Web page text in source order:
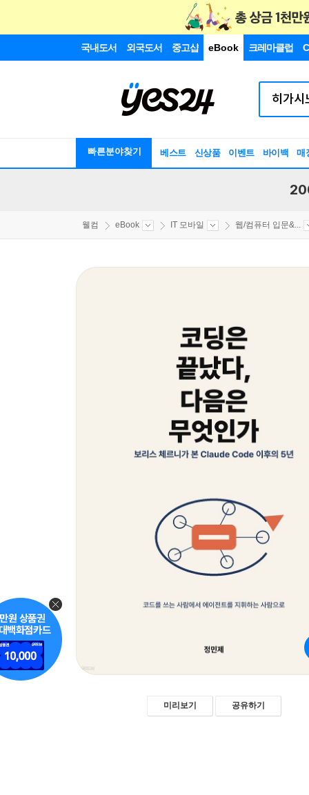
국내도서 외국도서 중고샵 eBook 크레마클럽
빠른분야찾기 베스트 신상품 이벤트 바이백 매
웰컴 eBook IT 모바일 웹/컴퓨터 입문&...
미리보기 공유하기